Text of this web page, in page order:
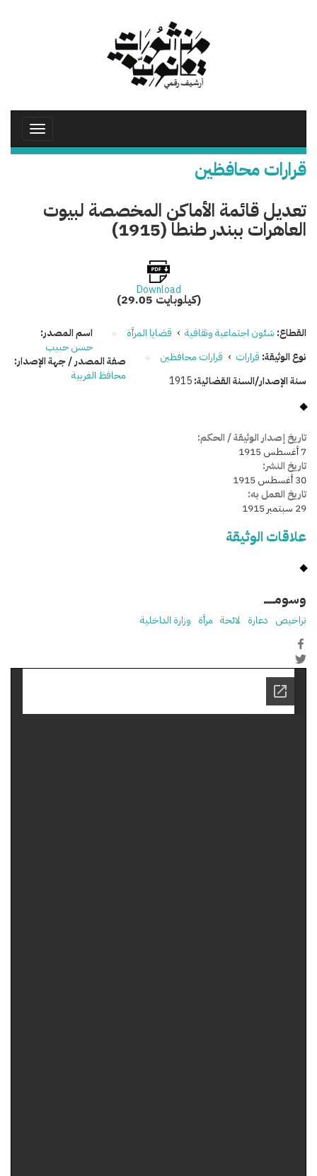
Toggle
قرارات محافظين
تعديل قائمة الأماكن المخصصة لبيوت
العاهرات ببندر طنطا (1915)
Download
(29.05 كيلوبايت)
القطاع: شئون اجتماعية وثقافية › قضايا المرأة
نوع الوثيقة: قرارات › قرارات محافظين
سنة الإصدار/السنة القضائية:1915
اسم المصدر:
حسن حبيب
صفة المصدر / جهة الإصدار:
محافظ الغربية
تاريخ إصدار الوثيقة / الحكم:
7 أغسطس 1915
تاريخ النشر:
30 أغسطس 1915
تاريخ العمل به:
29 سبتمبر 1915
علاقات الوثيقة
وسومـــــ
تراخيص دعارة لائحة مرأة وزارة الداخلية